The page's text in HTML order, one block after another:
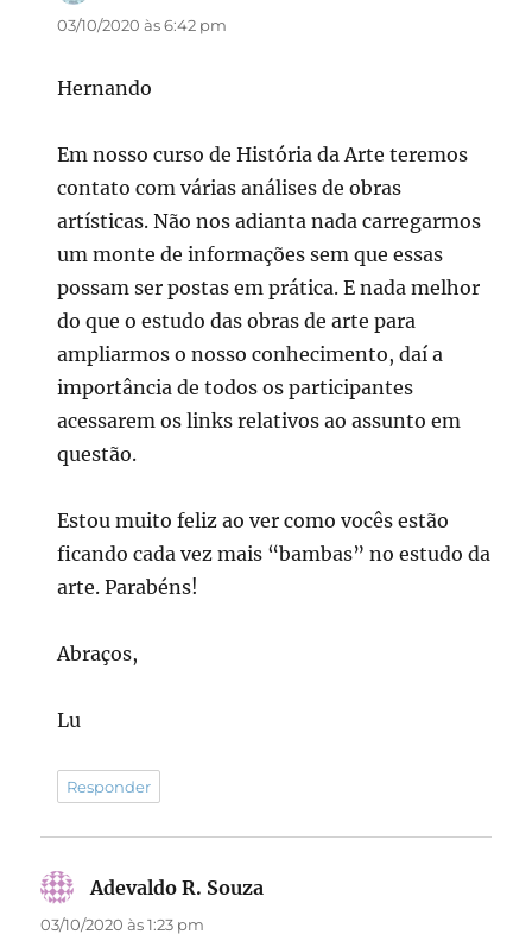
03/10/2020 às 6:42 pm
Hernando
Em nosso curso de História da Arte teremos
contato com várias análises de obras
artísticas. Não nos adianta nada carregarmos
um monte de informações sem que essas
possam ser postas em prática. E nada melhor
do que o estudo das obras de arte para
ampliarmos o nosso conhecimento, daí a
importância de todos os participantes
acessarem os links relativos ao assunto em
questão.
Estou muito feliz ao ver como vocês estão
ficando cada vez mais “bambas” no estudo da
arte. Parabéns!
Abraços,
Lu
Responder
Adevaldo R. Souza
03/10/2020 às 1:23 pm